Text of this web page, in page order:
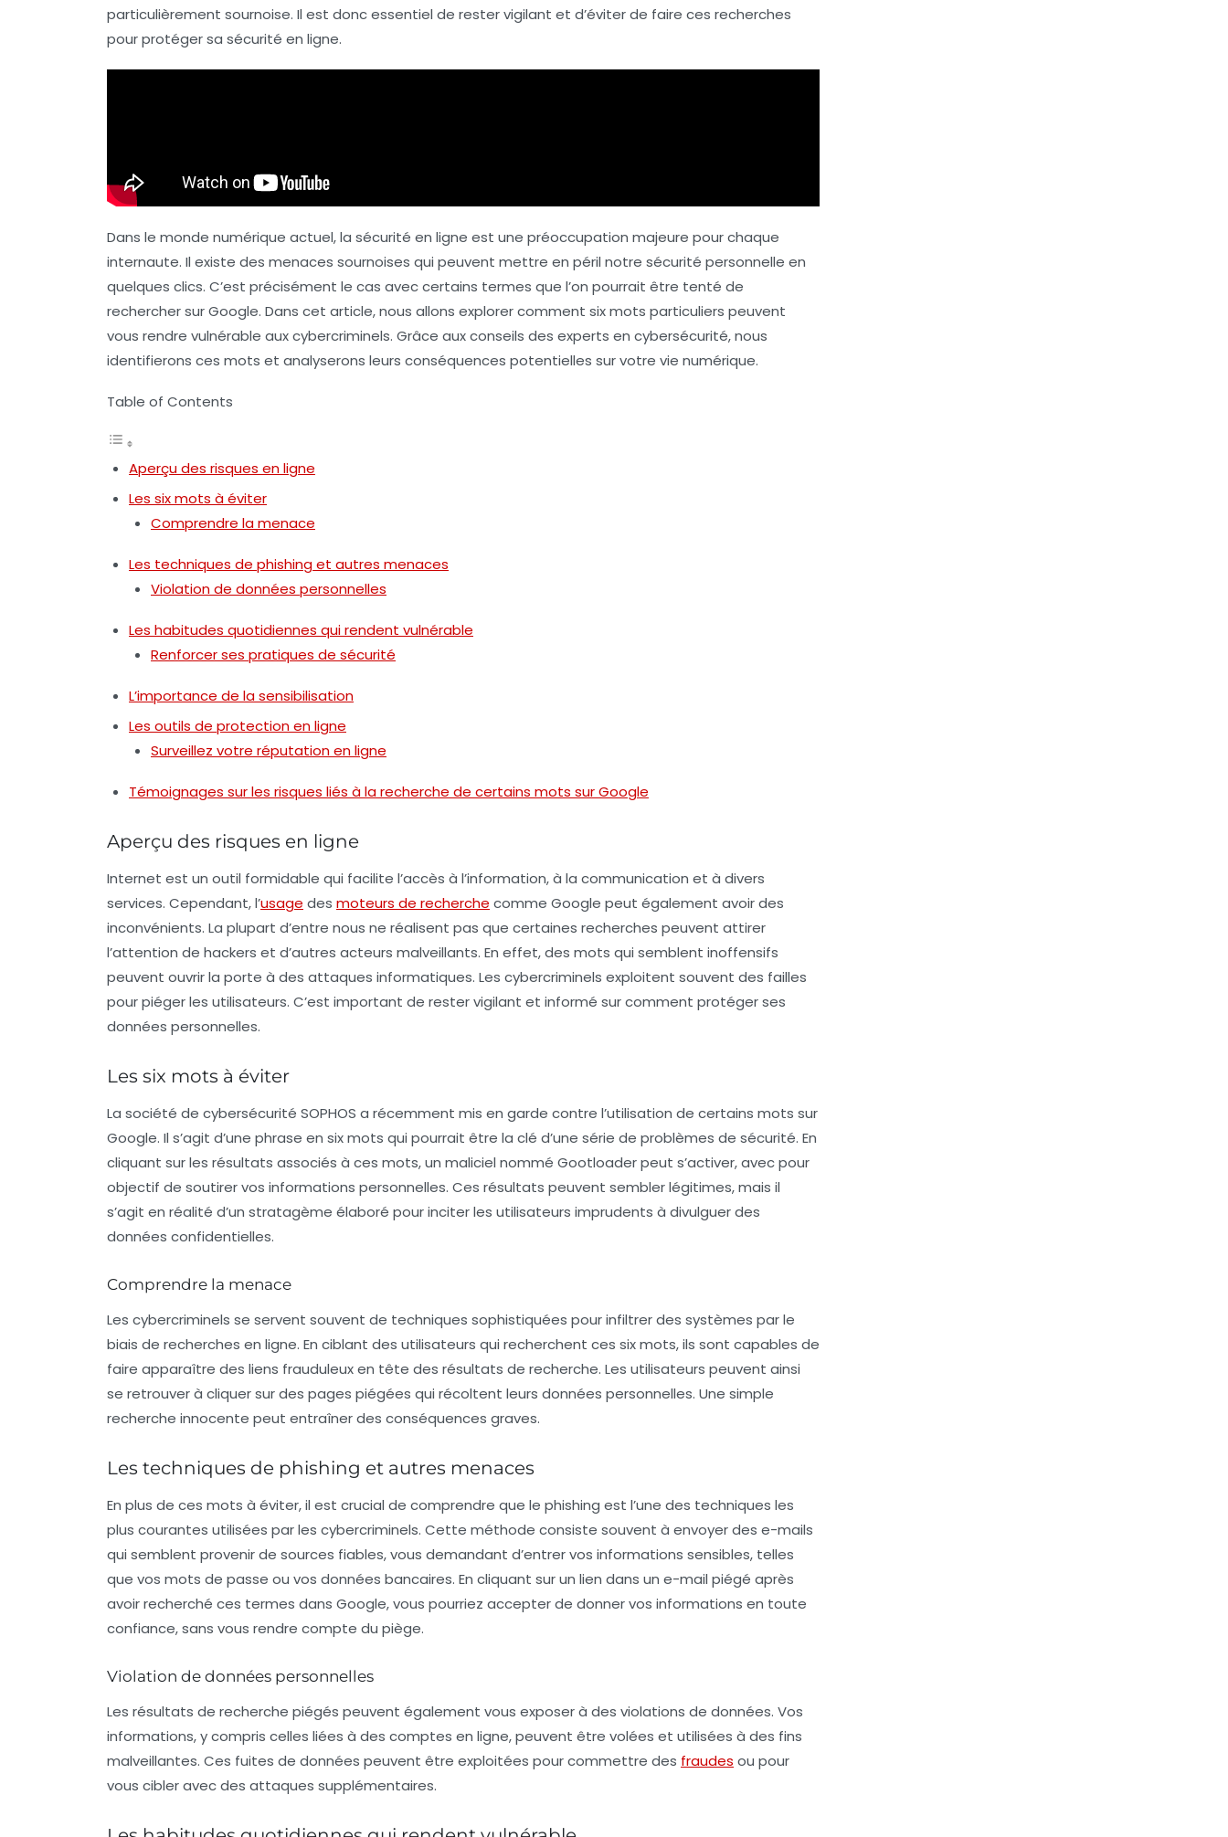
particulièrement sournoise. Il est donc essentiel de rester vigilant et d’éviter de faire ces recherches
pour protéger sa sécurité en ligne.
Dans le monde numérique actuel, la sécurité en ligne est une préoccupation majeure pour chaque
internaute. Il existe des menaces sournoises qui peuvent mettre en péril notre sécurité personnelle en
quelques clics. C’est précisément le cas avec certains termes que l’on pourrait être tenté de
rechercher sur Google. Dans cet article, nous allons explorer comment six mots particuliers peuvent
vous rendre vulnérable auxcybercriminels. Grâce aux conseils des experts en cybersécurité, nous
identifierons ces mots et analyserons leurs conséquences potentielles sur votre vie numérique.
Table of Contents
Aperçu des risques en ligne
Les six mots à éviter
Comprendre la menace
Les techniques de phishing et autres menaces
Violation de données personnelles
Les habitudes quotidiennes qui rendent vulnérable
Renforcer ses pratiques de sécurité
L’importance de la sensibilisation
Les outils de protection en ligne
Surveillez votre réputation en ligne
Témoignages sur les risques liés à la recherche de certains mots sur Google
Aperçu des risques en ligne
Internet est un outil formidable qui facilite l’accès à l’information, à la communication et à divers
services. Cependant, l’usage des moteurs de recherche comme Google peut également avoir des
inconvénients. La plupart d’entre nous ne réalisent pas que certaines recherches peuvent attirer
l’attention de hackers et d’autres acteurs malveillants. En effet, des mots qui semblent inoffensifs
peuvent ouvrir la porte à des attaques informatiques. Les cybercriminels exploitent souvent des failles
pour piéger les utilisateurs. C’est important de rester vigilant et informé sur comment protéger ses
données personnelles.
Les six mots à éviter
La société de cybersécurité SOPHOS a récemment mis en garde contre l’utilisation de certains mots sur
Google. Il s’agit d’une phrase en six mots qui pourrait être la clé d’une série de problèmes de sécurité. En
cliquant sur les résultats associés à ces mots, un maliciel nommé Gootloader peut s’activer, avec pour
objectif de soutirer vos informations personnelles. Ces résultats peuvent sembler légitimes, mais il
s’agit en réalité d’un stratagème élaboré pour inciter les utilisateurs imprudents à divulguer des
données confidentielles.
Comprendre la menace
Les cybercriminels se servent souvent de techniques sophistiquées pour infiltrer des systèmes par le
biais de recherches en ligne. En ciblant des utilisateurs qui recherchent ces six mots, ils sont capables de
faire apparaître des liens frauduleux en tête des résultats de recherche. Les utilisateurs peuvent ainsi
se retrouver à cliquer sur des pages piégées qui récoltent leurs données personnelles. Une simple
recherche innocente peut entraîner des conséquences graves.
Les techniques de phishing et autres menaces
En plus de ces mots à éviter, il est crucial de comprendre que le phishing est l’une des techniques les
plus courantes utilisées par les cybercriminels. Cette méthode consiste souvent à envoyer des e-mails
qui semblent provenir de sources fiables, vous demandant d’entrer vos informations sensibles, telles
que vos mots de passe ou vos données bancaires. En cliquant sur un lien dans un e-mail piégé après
avoir recherché ces termes dans Google, vous pourriez accepter de donner vos informations en toute
confiance, sans vous rendre compte du piège.
Violation de données personnelles
Les résultats de recherche piégés peuvent également vous exposer à des violations de données. Vos
informations, y compris celles liées à des comptes en ligne, peuvent être volées et utilisées à des fins
malveillantes. Ces fuites de données peuvent être exploitées pour commettre des fraudes ou pour
vous cibler avec des attaques supplémentaires.